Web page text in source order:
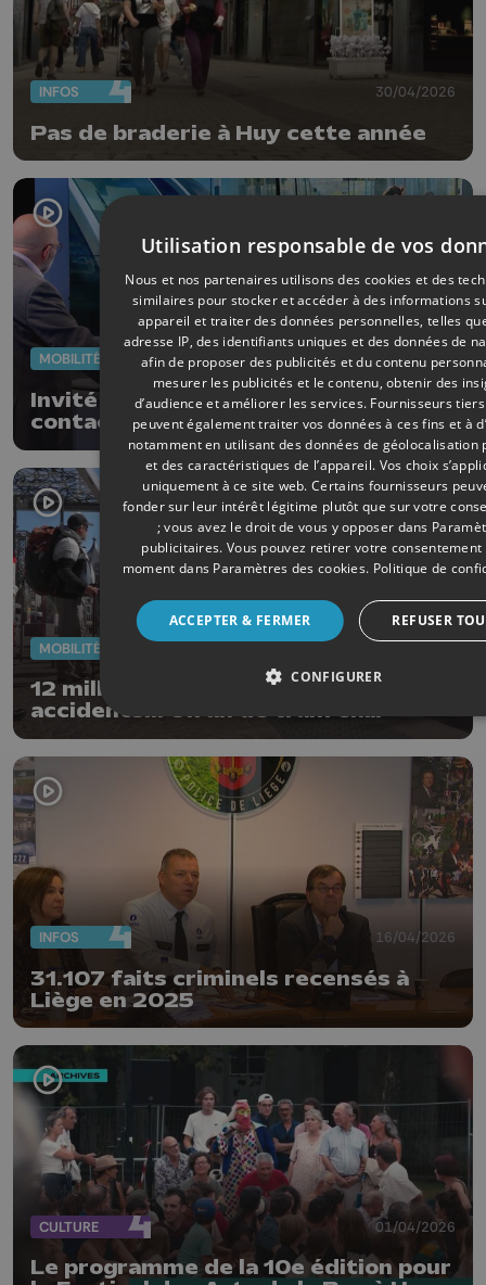
INFOS 30/04/2026
Pas de braderie à Huy cette année
MOBILITÉ 29/04/2026
Invité LeTEC : du paiement sans
contact dans le tram et les bus en
MOBILITÉ
12 millions de voyageurs, 52
accidents... Un an de tram en
INFOS 16/04/2026
31.107 faits criminels recensés à
Liège en 2025
CULTURE 01/04/2026
Le programme de la 10e édition pour
Utilisation responsable de vos
Nous et nos partenaires utilisons des cookies et des
similaires pour stocker et accéder à des informations
appareil et traiter des données personnelles, telles
adresse IP, des identifiants uniques et des données de
afin de proposer des publicités et du contenu
mesurer les publicités et le contenu, obtenir des
d’audience et améliorer les services. Fournisseurs
peuvent également traiter vos données à ces fins et à
notamment en utilisant des données de géolocalisation
et des caractéristiques de l’appareil. Vos choix
uniquement à ce site web. Certains fournisseurs
fonder sur leur intérêt légitime plutôt que sur votre
; vous avez le droit de vous y opposer dans
publicitaires. Vous pouvez retirer votre
moment dans Paramètres des cookies. Politique de
ACCEPTER & FERMER REFUSER
CONFIGURER